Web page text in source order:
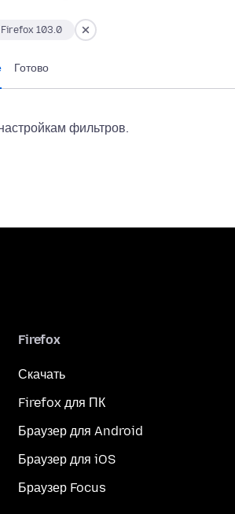
Firefox 103.0
Готово
фильтров.
Firefox
Скачать
Firefox для ПК
Браузер для Android
Браузер для iOS
Браузер Focus